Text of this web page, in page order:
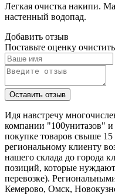
Легкая очистка накипи.
настенный водопад.
Добавить отзыв
Поставьте оценку очистить
Идя навстречу
компании "100унитазов"
покупке товаров свыше
региональному клиенту
нашего склада до города
позиций, которые
перевозке).
Кемерово, Омск,